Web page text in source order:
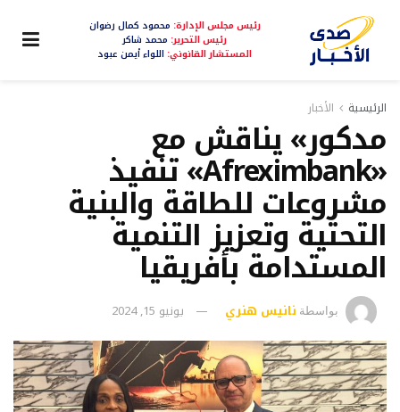
رئيس مجلس الإدارة: محمود كمال رضوان
رئيس التحرير: محمد شاكر
المستشار القانوني: اللواء أيمن عبود
الرئيسية الأخبار
مدكور» يناقش مع
«Afreximbank» تنفيذ
مشروعات للطاقة والبنية
التحتية وتعزيز التنمية
المستدامة بأفريقيا
بواسطة نانيس هنري يونيو 15, 2024